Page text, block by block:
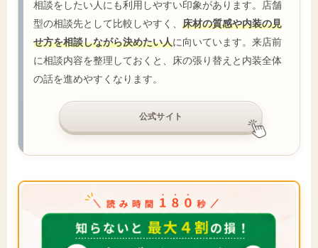
相談をしたい人にも利用しやすい印象があります。店舗
型の相談先として比較しやすく、 床材の質感や内装の見
せ方を相談しながら決めたい人に向いています。来店前
に相談内容を整理しておくと、床の張り替えと内装全体
の話を進めやすくなります。
公式サイト